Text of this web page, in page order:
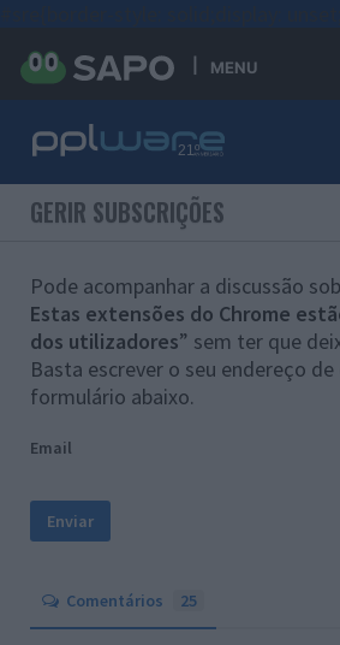
MENU
GERIR SUBSCRIÇÕES
Pode acompanhar a discussão
Estas extensões do Chrome
dos utilizadores” sem ter que
Basta escrever o seu endereço
formulário abaixo.
Email
Comentários 25